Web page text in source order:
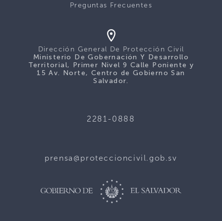
Preguntas Frecuentes
Dirección General De Protección Civil
Ministerio De Gobernación Y Desarrollo
Territorial, Primer Nivel 9 Calle Poniente y
15 Av. Norte, Centro de Gobierno San
Salvador.
2281-0888
prensa@proteccioncivil.gob.sv